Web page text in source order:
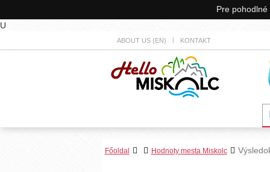
Pre
U
ABOUT US (EN) KONTAKT
Főoldal Hodnoty mesta Miskolc